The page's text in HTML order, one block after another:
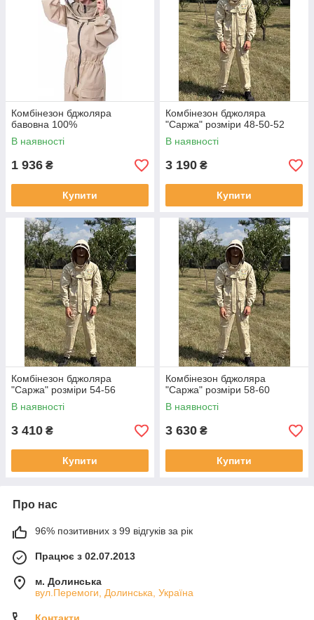
Комбінезон бджоляра
бавовна 100%
В наявності
1 936 ₴
Купити
Комбінезон бджоляра
"Саржа" розміри 48-50-52
В наявності
3 190 ₴
Купити
Комбінезон бджоляра
"Саржа" розміри 54-56
В наявності
3 410 ₴
Купити
Комбінезон бджоляра
"Саржа" розміри 58-60
В наявності
3 630 ₴
Купити
Про нас
96% позитивних з 99 відгуків за рік
Працює з 02.07.2013
м. Долинська
вул.Перемоги, Долинська, Україна